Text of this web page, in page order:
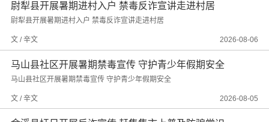
尉犁县开展暑期进村入户 禁毒反诈宣讲走进村居
尉犁县开展暑期进村入户 禁毒反诈宣讲走进村居
文 / 辛文 2026-08-06
马山县社区开展暑期禁毒宣传 守护青少年假期安全
马山县社区开展暑期禁毒宣传 守护青少年假期安全
文 / 辛文 2026-08-05